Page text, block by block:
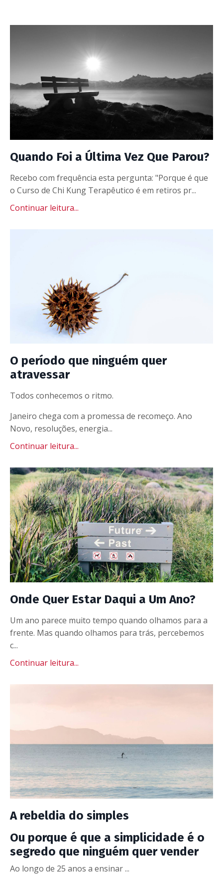
Quando Foi a Última Vez Que Parou?
Recebo com frequência esta pergunta: "Porque é que
o Curso de Chi Kung Terapêutico é em retiros pr...
Continuar leitura...
O período que ninguém quer
atravessar
Todos conhecemos o ritmo.
Janeiro chega com a promessa de recomeço. Ano
Novo, resoluções, energia...
Continuar leitura...
Onde Quer Estar Daqui a Um Ano?
Um ano parece muito tempo quando olhamos para a
frente. Mas quando olhamos para trás, percebemos
c...
Continuar leitura...
A rebeldia do simples
Ou porque é que a simplicidade é o
segredo que ninguém quer vender
Ao longo de 25 anos a ensinar ...